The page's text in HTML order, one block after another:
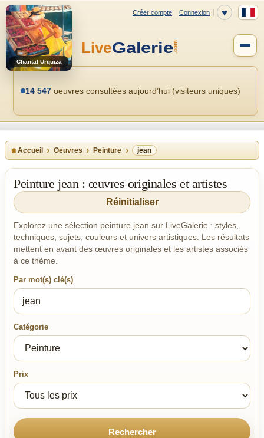
Chantal Urquiza
14 547 oeuvres consultées aujourd’hui (visiteurs uniques)
Accueil Oeuvres Peinture jean
Peinture jean : œuvres originales et artistes
Réinitialiser
Explorez une sélection peinture jean sur LiveGalerie : styles,
techniques, sujets, couleurs et univers artistiques. Les résultats
mettent en avant des œuvres originales et les artistes associés
à ce thème.
Par mot(s) clé(s)
Catégorie
Prix
Rechercher